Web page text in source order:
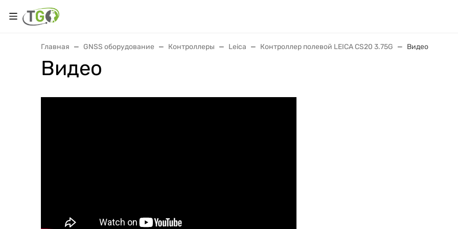
Главная GNSS оборудование Контроллеры Leica Контроллер полевой LEICA CS20 3.75G Видео
Видео